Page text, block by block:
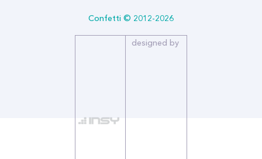
Confetti © 2012-2026
designed by